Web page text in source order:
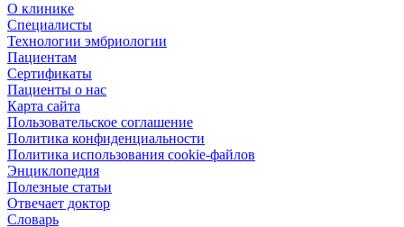
О клинике
Специалисты
Технологии эмбриологии
Пациентам
Сертификаты
Пациенты о нас
Карта сайта
Пользовательское соглашение
Политика конфиденциальности
Политика использования cookie-файлов
Энциклопедия
Полезные статьи
Отвечает доктор
Словарь